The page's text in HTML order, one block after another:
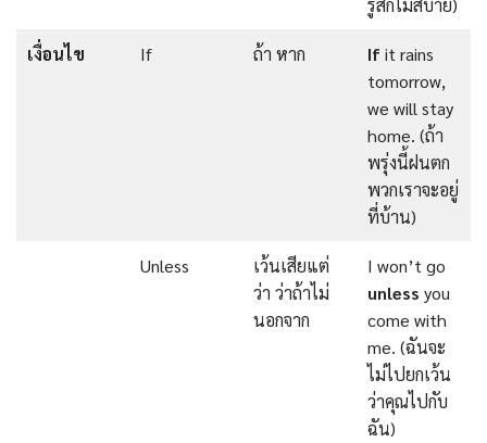
รู้สึกไม่สบาย)
เงื่อนไข If ถ้า หาก Ifit rains
tomorrow,
we will stay
home. (ถ้า
พรุ่งนี้ฝนตก
พวกเราจะอยู่
ที่บ้าน)
Unless
เว้นเสียแต่
ว่า ว่าถ้าไม่
นอกจาก
I won’t go
unless you
come with
me. (ฉันจะ
ไม่ไปยกเว้น
ว่าคุณไปกับ
ฉัน)